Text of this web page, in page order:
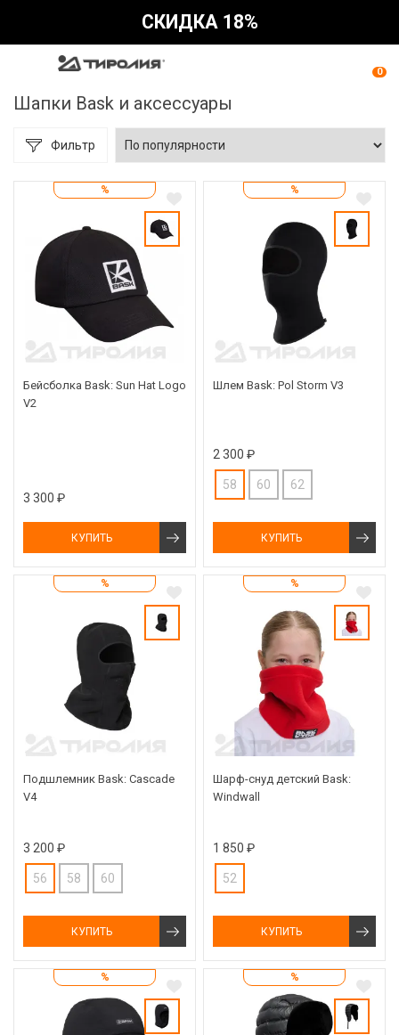
СКИДКА 18%
0
Шапки Bask и аксессуары
Фильтр
%
Бейсболка Bask: Sun Hat Logo
V2
3 300 ₽
КУПИТЬ
%
Шлем Bask: Pol Storm V3
2 300 ₽
58 60 62
КУПИТЬ
%
Подшлемник Bask: Cascade
V4
3 200 ₽
56 58 60
КУПИТЬ
%
Шарф-снуд детский Bask:
Windwall
1 850 ₽
52
КУПИТЬ
% %